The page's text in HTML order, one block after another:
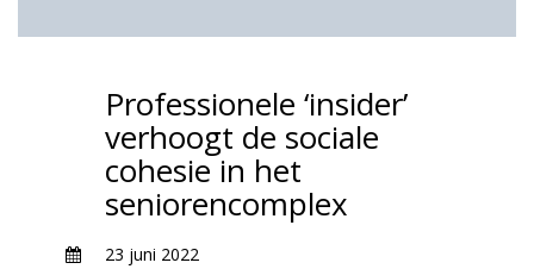
Professionele ‘insider’
verhoogt de sociale
cohesie in het
seniorencomplex
23 juni 2022